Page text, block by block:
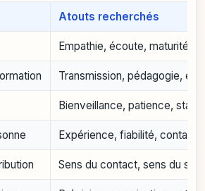
Atouts recherchés
Empathie, écoute, maturité,
Transmission, pédagogie,
Bienveillance, patience,
Expérience, fiabilité, contact
Sens du contact, sens du